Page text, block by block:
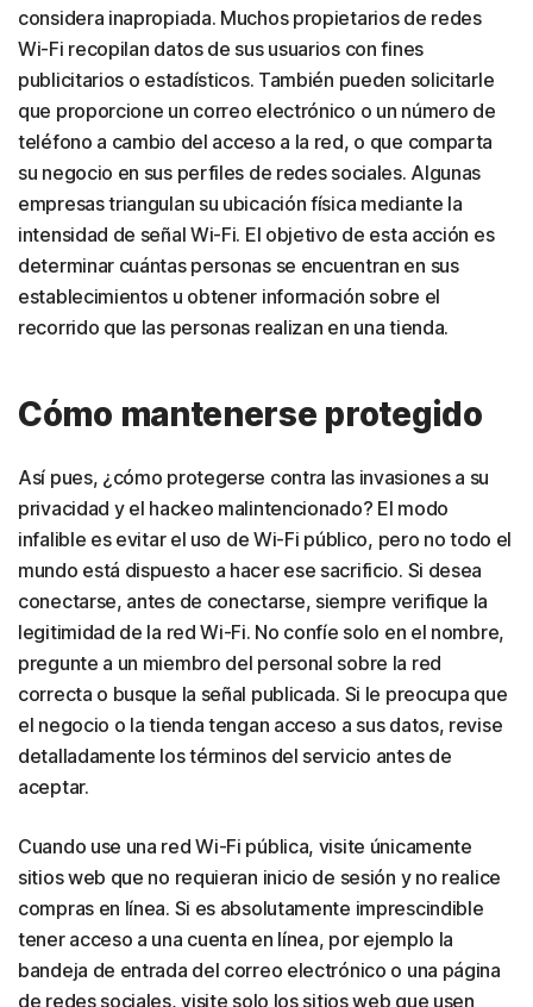
considera inapropiada. Muchos propietarios de redes
Wi-Fi recopilan datos de sus usuarios con fines
publicitarios o estadísticos. También pueden solicitarle
que proporcione un correo electrónico o un número de
teléfono a cambio del acceso a la red, o que comparta
su negocio en sus perfiles de redes sociales. Algunas
empresas triangulan su ubicación física mediante la
intensidad de señal Wi-Fi. El objetivo de esta acción es
determinar cuántas personas se encuentran en sus
establecimientos u obtener información sobre el
recorrido que las personas realizan en una tienda.
Cómo mantenerse protegido
Así pues, ¿cómo protegerse contra las invasiones a su
privacidad y el hackeo malintencionado? El modo
infalible es evitar el uso de Wi-Fi público, pero no todo el
mundo está dispuesto a hacer ese sacrificio. Si desea
conectarse, antes de conectarse, siempre verifique la
legitimidad de la red Wi-Fi. No confíe solo en el nombre,
pregunte a un miembro del personal sobre la red
correcta o busque la señal publicada. Si le preocupa que
el negocio o la tienda tengan acceso a sus datos, revise
detalladamente los términos del servicio antes de
aceptar.
Cuando use una red Wi-Fi pública, visite únicamente
sitios web que no requieran inicio de sesión y no realice
compras en línea. Si es absolutamente imprescindible
tener acceso a una cuenta en línea, por ejemplo la
bandeja de entrada del correo electrónico o una página
de redes sociales, visite solo los sitios web que usen